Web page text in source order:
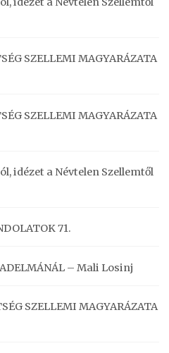
SZELLEMI MAGYARÁZATA
SZELLEMI MAGYARÁZATA
idézet a Névtelen Szellemtől
71.
– Mali Losinj
SZELLEMI MAGYARÁZATA